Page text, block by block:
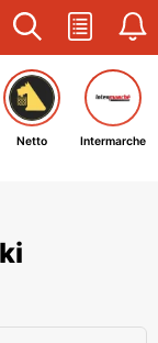
Netto Intermarche